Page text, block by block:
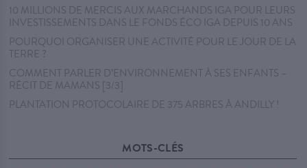
10 MILLIONS DE MERCIS AUX MARCHANDS IGA POUR LEURS
INVESTISSEMENTS DANS LE FONDS ÉCO IGA DEPUIS 10 ANS
POURQUOI ORGANISER UNE ACTIVITÉ POUR LE JOUR DE LA
TERRE ?
COMMENT PARLER D’ENVIRONNEMENT À SES ENFANTS –
RÉCIT DE MAMANS [3/3]
PLANTATION PROTOCOLAIRE DE 375 ARBRES À ANDILLY !
MOTS-CLÉS